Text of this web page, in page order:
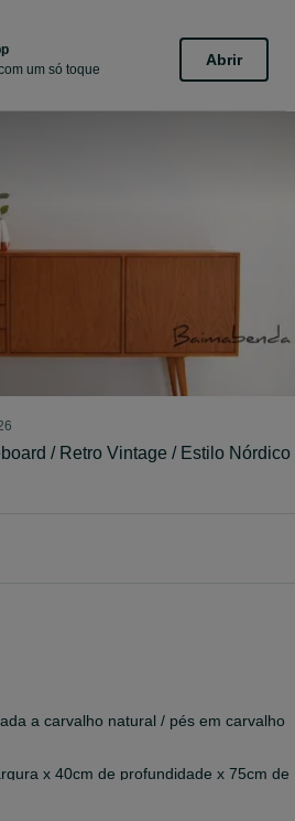
um só toque
Abrir
/ Retro Vintage / Estilo Nórdico
a carvalho natural / pés em carvalho
x 40cm de profundidade x 75cm de